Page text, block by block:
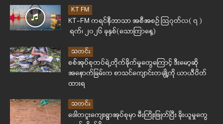
KT FM
KT-FM ကရင်နီဘာသာ အစီအစဉ် ဩဂုတ်လ( ၇ )
ရက်၊ ၂၀၂၆ ခုနှစ်(သောကြာနေ့)
သတင်း
စစ်အုပ်စုတပ်ရဲ့တိုက်ခိုက်မှုတွေကြောင့် ဒီးမော့ဆို
အနောက်ခြမ်းက စာသင်ကျောင်းတချို့ကို ယာယီပိတ်
ထားရ
သတင်း
ဒေါတငူးကျေးရွာအုပ်စုမှာ မီးကြိုးဖြုတ်ပြီး ခိုးယူမှုတွေ